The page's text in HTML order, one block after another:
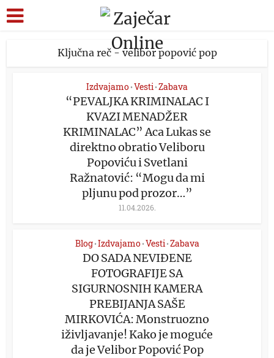
Ključna reč - velibor popović pop
Izdvajamo•Vesti•Zabava
“PEVALJKA KRIMINALAC I
KVAZI MENADŽER
KRIMINALAC” Aca Lukas se
direktno obratio Veliboru
Popoviću i Svetlani
Ražnatović: “Mogu da mi
pljunu pod prozor…”
11.04.2026.
Blog •Izdvajamo •Vesti •Zabava
DO SADA NEVIĐENE
FOTOGRAFIJE SA
SIGURNOSNIH KAMERA
PREBIJANJA SAŠE
MIRKOVIĆA: Monstruozno
iživljavanje! Kako je moguće
da je Velibor Popović Pop